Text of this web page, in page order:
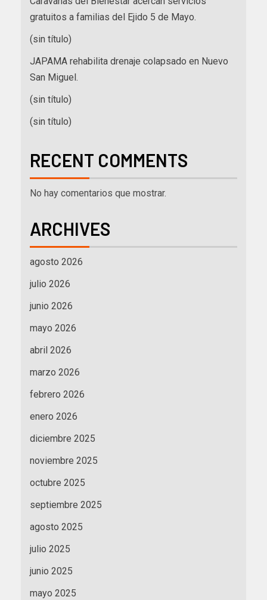
gratuitos a familias del Ejido 5 de Mayo.
(sin título)
JAPAMA rehabilita drenaje colapsado en Nuevo
San Miguel.
(sin título)
(sin título)
RECENT COMMENTS
No hay comentarios que mostrar.
ARCHIVES
agosto 2026
julio 2026
junio 2026
mayo 2026
abril 2026
marzo 2026
febrero 2026
enero 2026
diciembre 2025
noviembre 2025
octubre 2025
septiembre 2025
agosto 2025
julio 2025
junio 2025
mayo 2025